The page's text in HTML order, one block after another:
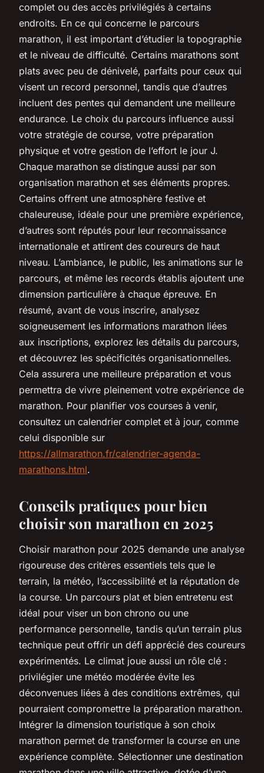
complet ou des accès privilégiés à certains
endroits. En ce qui concerne le parcours
marathon, il est important d’étudier la topographie
et le niveau de difficulté. Certains marathons sont
plats avec peu de dénivelé, parfaits pour ceux qui
visent un record personnel, tandis que d’autres
incluent des pentes qui demandent une meilleure
endurance. Le choix du parcours influence aussi
votre stratégie de course, votre préparation
physique et votre gestion de l’effort le jour J.
Chaque marathon se distingue aussi par son
organisation marathon et ses éléments propres.
Certains offrent une atmosphère festive et
chaleureuse, idéale pour une première expérience,
d’autres sont réputés pour leur reconnaissance
internationale et attirent des coureurs de haut
niveau. L’ambiance, le public, les animations sur le
parcours, et même les records établis ajoutent une
dimension particulière à chaque épreuve. En
résumé, avant de vous inscrire, analysez
soigneusement les informations marathon liées
aux inscriptions, explorez les détails du parcours,
et découvrez les spécificités organisationnelles.
Cela assurera une meilleure préparation et vous
permettra de vivre pleinement votre expérience de
marathon. Pour planifier vos courses à venir,
consultez un calendrier complet et à jour, comme
celui disponible sur
https://allmarathon.fr/calendrier-agenda-
marathons.html.
Conseils pratiques pour bien
choisir son marathon en 2025
Choisir marathon pour 2025 demande une analyse
rigoureuse des critères essentiels tels que le
terrain, la météo, l’accessibilité et la réputation de
la course. Un parcours plat et bien entretenu est
idéal pour viser un bon chrono ou une
performance personnelle, tandis qu’un terrain plus
technique peut offrir un défi apprécié des coureurs
expérimentés. Le climat joue aussi un rôle clé :
privilégier une météo modérée évite les
déconvenues liées à des conditions extrêmes, qui
pourraient compromettre la préparation marathon.
Intégrer la dimension touristique à son choix
marathon permet de transformer la course en une
expérience complète. Sélectionner une destination